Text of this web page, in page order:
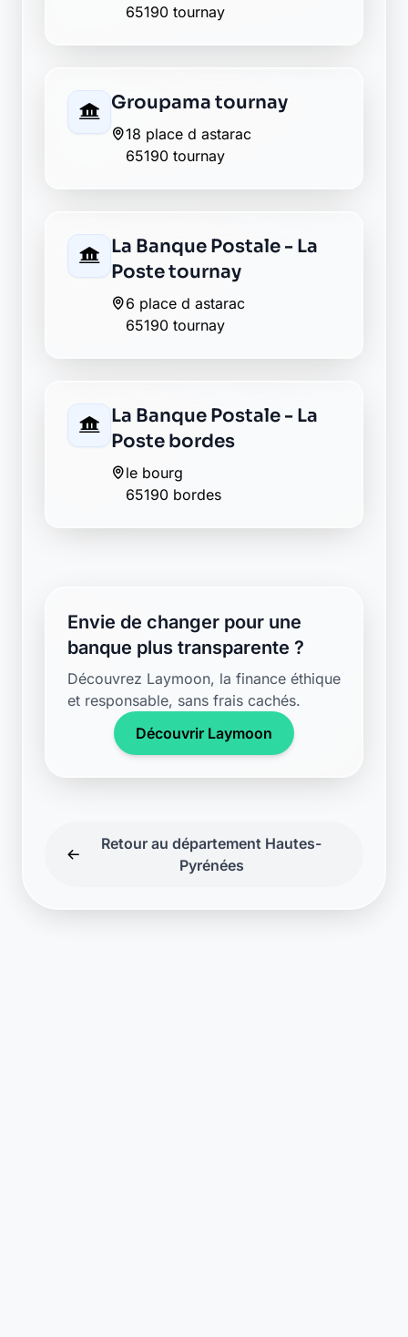
65190 tournay
Groupama tournay
18 place d astarac
65190 tournay
La Banque Postale - La
Poste tournay
6 place d astarac
65190 tournay
La Banque Postale - La
Poste bordes
le bourg
65190 bordes
Envie de changer pour une
banque plus transparente ?
Découvrez Laymoon, la finance éthique
et responsable, sans frais cachés.
Découvrir Laymoon
Retour au département Hautes-
Pyrénées